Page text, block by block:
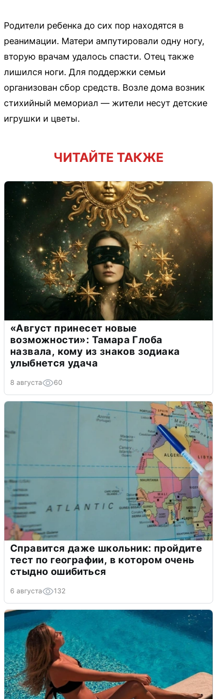
Родители ребенка до сих пор находятся в
реанимации. Матери ампутировали одну ногу,
вторую врачам удалось спасти. Отец также
лишился ноги. Для поддержки семьи
организован сбор средств. Возле дома возник
стихийный мемориал — жители несут детские
игрушки и цветы.
ЧИТАЙТЕ ТАКЖЕ
«Август принесет новые
возможности»: Тамара Глоба
назвала, кому из знаков зодиака
улыбнется удача
8 августа 60
Справится даже школьник: пройдите
тест по географии, в котором очень
стыдно ошибиться
6 августа 132